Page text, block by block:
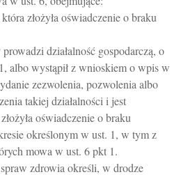
złożyła oświadczenie o braku
działalność gospodarczą, o
albo wystąpił z wnioskiem o wpis w
zezwolenia, pozwolenia albo
takiej działalności i jest
oświadczenie o braku
określonym w ust. 1, w tym z
mowa w ust. 6 pkt 1.
zdrowia określi, w drodze